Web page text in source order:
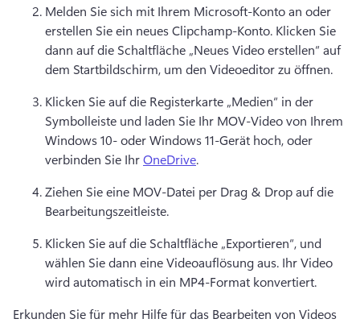
Melden Sie sich mit Ihrem Microsoft-Konto an oder
erstellen Sie ein neues Clipchamp-Konto. Klicken Sie
dann auf die Schaltfläche „Neues Video erstellen“ auf
dem Startbildschirm, um den Videoeditor zu öffnen.
Klicken Sie auf die Registerkarte „Medien“ in der
Symbolleiste und laden Sie Ihr MOV-Video von Ihrem
Windows 10- oder Windows 11-Gerät hoch, oder
verbinden Sie Ihr OneDrive.
Ziehen Sie eine MOV-Datei per Drag & Drop auf die
Bearbeitungszeitleiste.
Klicken Sie auf die Schaltfläche „Exportieren“, und
wählen Sie dann eine Videoauflösung aus. Ihr Video
wird automatisch in ein MP4-Format konvertiert.
Erkunden Sie für mehr Hilfe für das Bearbeiten von Videos